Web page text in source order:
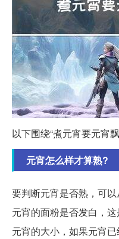
以下围绕“煮元宵要元宵
元宵怎么样才算熟?
要判断元宵是否熟，可
元宵的面粉是否发白，
元宵的大小，如果元宵